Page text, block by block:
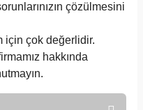
çözülmesini
için çok değerlidir.
hakkında